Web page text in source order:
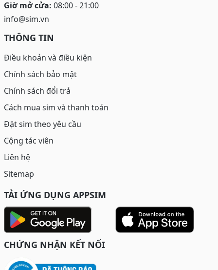
Giờ mở cửa: 08:00 - 21:00
info@sim.vn
THÔNG TIN
Điều khoản và điều kiện
Chính sách bảo mật
Chính sách đổi trả
Cách mua sim và thanh toán
Đặt sim theo yêu cầu
Cộng tác viên
Liên hệ
Sitemap
TẢI ỨNG DỤNG APPSIM
CHỨNG NHẬN KẾT NỐI